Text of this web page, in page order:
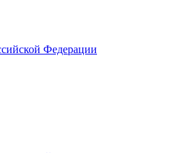
Федерации